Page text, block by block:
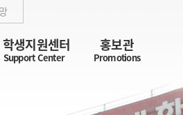
학생지원센터
Support Center
홍보관
Promotions